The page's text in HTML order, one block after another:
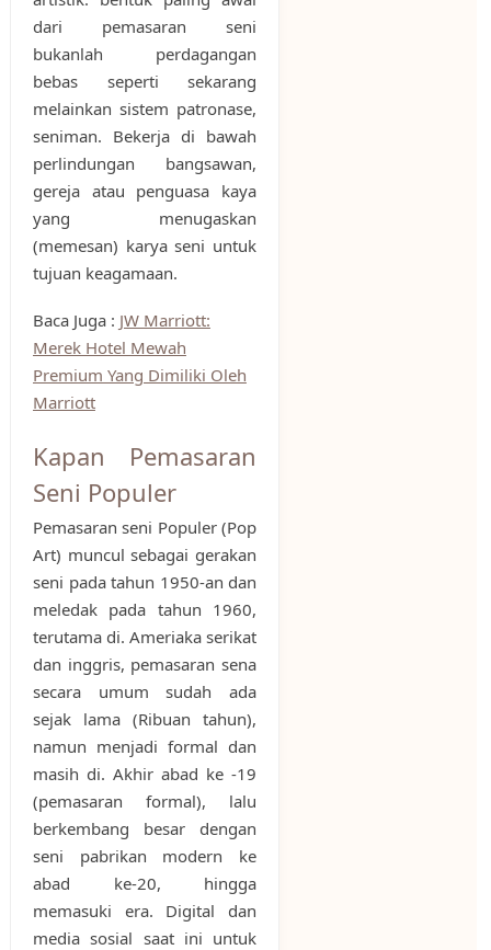
dari pemasaran seni
bukanlah perdagangan
bebas seperti sekarang
melainkan sistem patronase,
seniman. Bekerja di bawah
perlindungan bangsawan,
gereja atau penguasa kaya
yang menugaskan
(memesan) karya seni untuk
tujuan keagamaan.
Baca Juga : JW Marriott:
Merek Hotel Mewah
Premium Yang Dimiliki Oleh
Marriott
Kapan Pemasaran
Seni Populer
Pemasaran seni Populer (Pop
Art) muncul sebagai gerakan
seni pada tahun 1950-an dan
meledak pada tahun 1960,
terutama di. Ameriaka serikat
dan inggris, pemasaran sena
secara umum sudah ada
sejak lama (Ribuan tahun),
namun menjadi formal dan
masih di. Akhir abad ke -19
(pemasaran formal), lalu
berkembang besar dengan
seni pabrikan modern ke
abad ke-20, hingga
memasuki era. Digital dan
media sosial saat ini untuk